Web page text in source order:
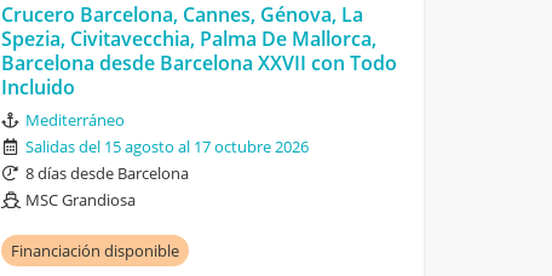
Crucero Barcelona, Cannes, Génova, La
Spezia, Civitavecchia, Palma De Mallorca,
Barcelona desde Barcelona XXVII con Todo
Incluido
Mediterráneo
Salidas del 15 agosto al 17 octubre 2026
8 días desde Barcelona
MSC Grandiosa
Financiación disponible